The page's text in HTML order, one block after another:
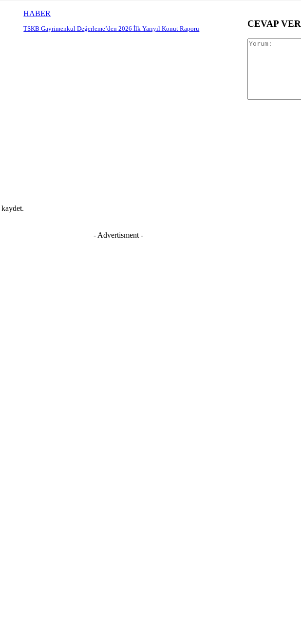
HABER
TSKB Gayrimenkul Değerleme’den 2026 İlk Yarıyıl Konut Raporu CEVAP VER
- Advertisment -